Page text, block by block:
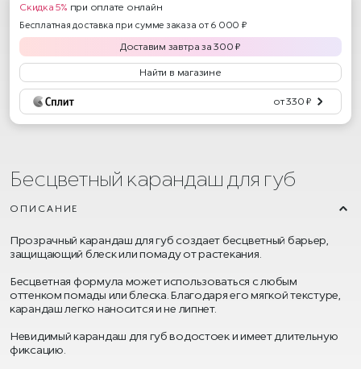
Скидка 5% при оплате онлайн
Бесплатная доставка при сумме заказа от 6 000 ₽
Доставим завтра за300 ₽
Найти в магазине
от 330 ₽
Бесцветный карандаш для губ
ОПИСАНИЕ
Прозрачный карандаш для губ создает бесцветный барьер,
защищающий блеск или помаду от растекания.
Бесцветная формула может использоваться с любым
оттенком помады или блеска. Благодаря его мягкой текстуре,
карандаш легко наносится и не липнет.
Невидимый карандаш для губ водостоек и имеет длительную
фиксацию.